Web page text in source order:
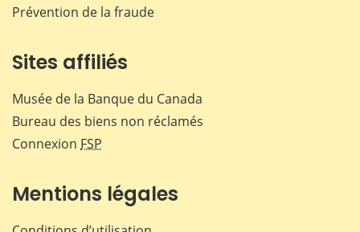
Prévention de la fraude
Sites affiliés
Musée de la Banque du Canada
Bureau des biens non réclamés
Connexion FSP
Mentions légales